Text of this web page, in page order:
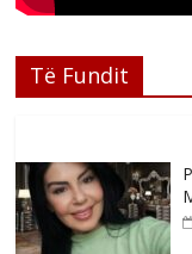
Të Fundit